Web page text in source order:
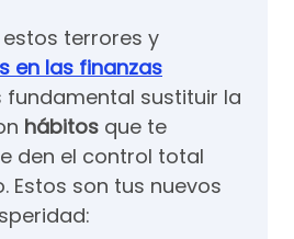
terrores y
en las finanzas
fundamental sustituir la
hábitos que te
den el control total
Estos son tus nuevos